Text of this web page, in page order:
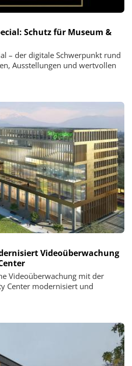
Schutz für Museum &
– der digitale Schwerpunkt rund
Ausstellungen und wertvollen
Videoüberwachung
Videoüberwachung mit der
Center modernisiert und